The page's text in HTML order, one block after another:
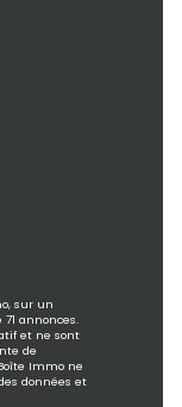
sur un
annonces.
et ne sont
de
Immo ne
données et